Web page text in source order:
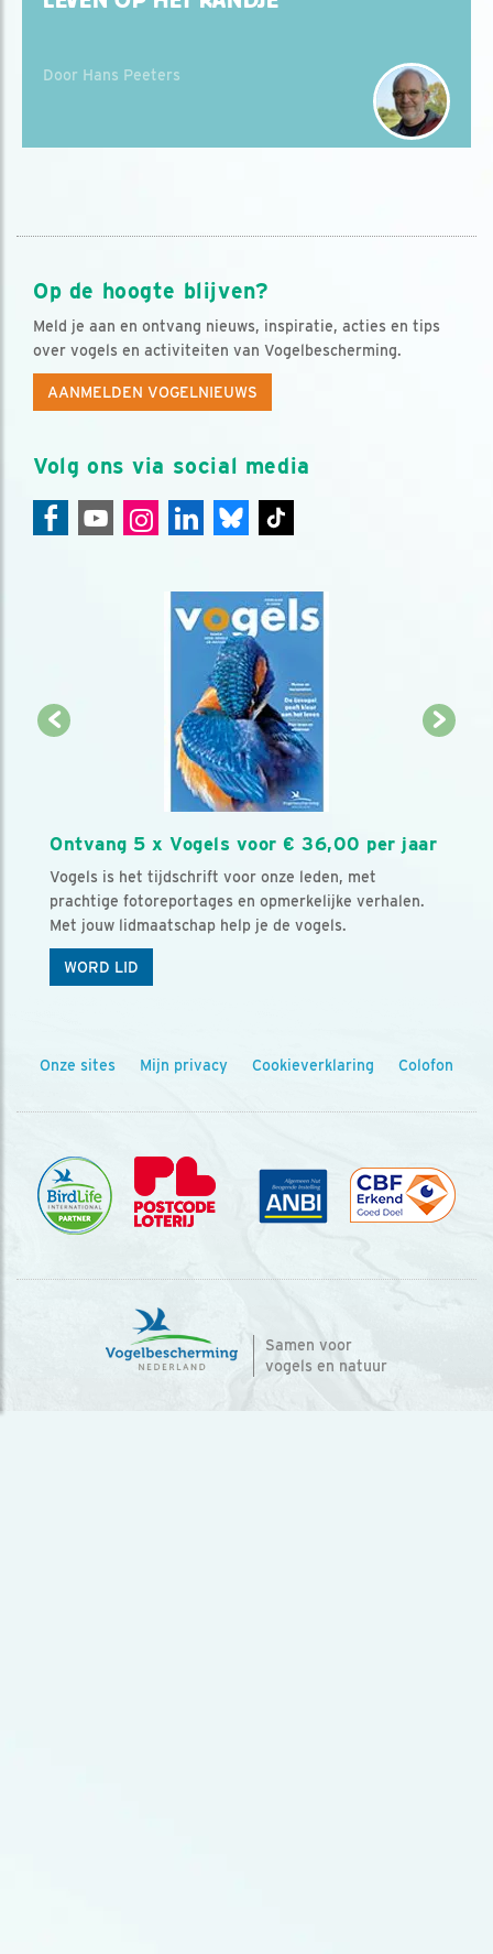
Door Hans Peeters
Op de hoogte blijven?
Meld je aan en ontvang nieuws, inspiratie, acties en tips
over vogels en activiteiten van Vogelbescherming.
AANMELDEN VOGELNIEUWS
Volg ons via social media
Ontvang 5 x Vogels voor € 36,00 per jaar
Vogels is het tijdschrift voor onze leden, met
prachtige fotoreportages en opmerkelijke verhalen.
Met jouw lidmaatschap help je de vogels.
WORD LID
Onze sites Mijn privacy Cookieverklaring Colofon
Samen voor
vogels en natuur